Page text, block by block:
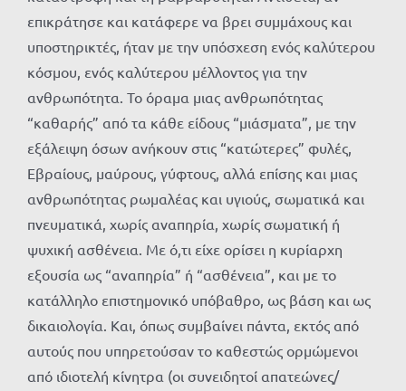
επικράτησε και κατάφερε να βρει συμμάχους και
υποστηρικτές, ήταν με την υπόσχεση ενός καλύτερου
κόσμου, ενός καλύτερου μέλλοντος για την
ανθρωπότητα. Το όραμα μιας ανθρωπότητας
“καθαρής” από τα κάθε είδους “μιάσματα”, με την
εξάλειψη όσων ανήκουν στις “κατώτερες” φυλές,
Εβραίους, μαύρους, γύφτους, αλλά επίσης και μιας
ανθρωπότητας ρωμαλέας και υγιούς, σωματικά και
πνευματικά, χωρίς αναπηρία, χωρίς σωματική ή
ψυχική ασθένεια. Με ό,τι είχε ορίσει η κυρίαρχη
εξουσία ως “αναπηρία” ή “ασθένεια”, και με το
κατάλληλο επιστημονικό υπόβαθρο, ως βάση και ως
δικαιολογία. Και, όπως συμβαίνει πάντα, εκτός από
αυτούς που υπηρετούσαν το καθεστώς ορμώμενοι
από ιδιοτελή κίνητρα (οι συνειδητοί απατεώνες/